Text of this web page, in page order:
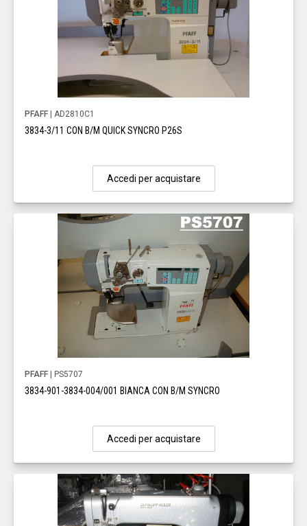
PFAFF | AD2810C1
3834-3/11 CON B/M QUICK SYNCRO P26S
Accedi per acquistare
PFAFF | PS5707
3834-901-3834-004/001 BIANCA CON B/M SYNCRO
Accedi per acquistare